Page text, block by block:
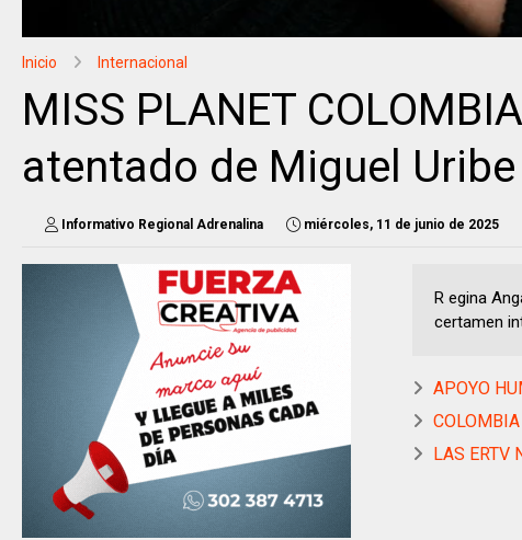
Inicio Internacional
MISS PLANET
atentado de Miguel
Informativo Regional Adrenalina miércoles, 11 de junio de 2025
R egina
certamen
APOYO
LAS ERTV